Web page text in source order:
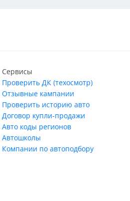
Сервисы
Проверить ДК (техосмотр)
Отзывные кампании
Проверить историю авто
Договор купли-продажи
Авто коды регионов
Автошколы
Компании по автоподбору